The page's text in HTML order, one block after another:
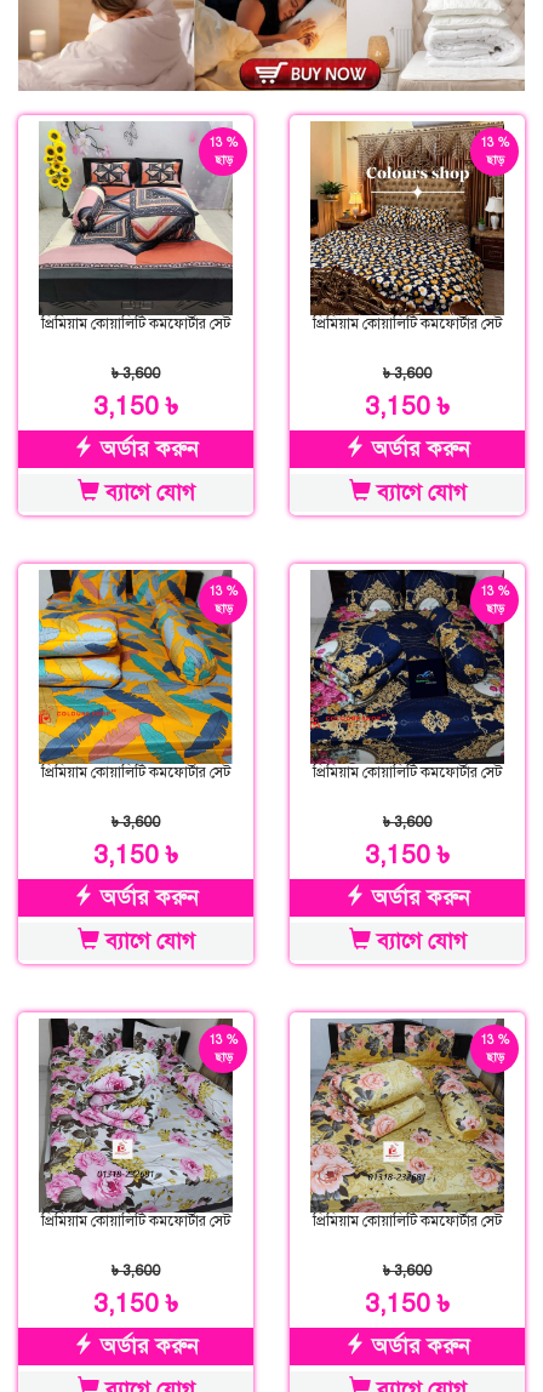
13 %
ছাড়
প্রিমিয়াম কোয়ালিটি কমফোর্টার সেট
৳ 3,600
3,150 ৳
অর্ডার করুন
ব্যাগে যোগ
13 %
ছাড়
প্রিমিয়াম কোয়ালিটি কমফোর্টার সেট
৳ 3,600
3,150 ৳
অর্ডার করুন
ব্যাগে যোগ
13 %
ছাড়
প্রিমিয়াম কোয়ালিটি কমফোর্টার সেট
৳ 3,600
3,150 ৳
অর্ডার করুন
ব্যাগে যোগ
13 %
ছাড়
প্রিমিয়াম কোয়ালিটি কমফোর্টার সেট
৳ 3,600
3,150 ৳
অর্ডার করুন
ব্যাগে যোগ
13 %
ছাড়
প্রিমিয়াম কোয়ালিটি কমফোর্টার সেট
৳ 3,600
3,150 ৳
অর্ডার করুন
13 %
ছাড়
প্রিমিয়াম কোয়ালিটি কমফোর্টার সেট
৳ 3,600
3,150 ৳
অর্ডার করুন